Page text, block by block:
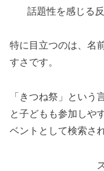
話題性を感じる
特に目立つのは、名
すさです。
「きつね祭」という
と子どもも参加しや
ベントとして検索さ